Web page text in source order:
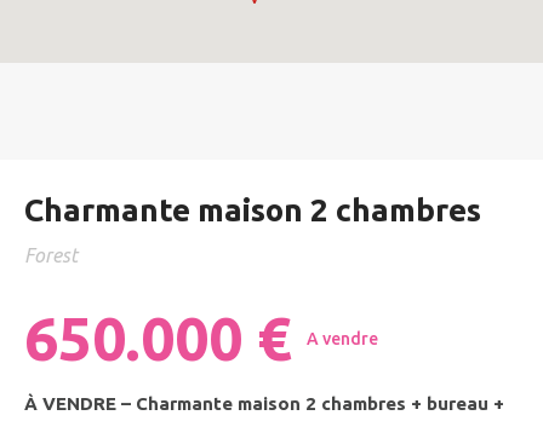
Charmante maison 2 chambres
Forest
650.000 € A vendre
À VENDRE – Charmante maison 2 chambres + bureau +